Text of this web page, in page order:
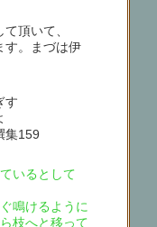
頂いて、
。まづは伊
いるとして
けるように
へと移って